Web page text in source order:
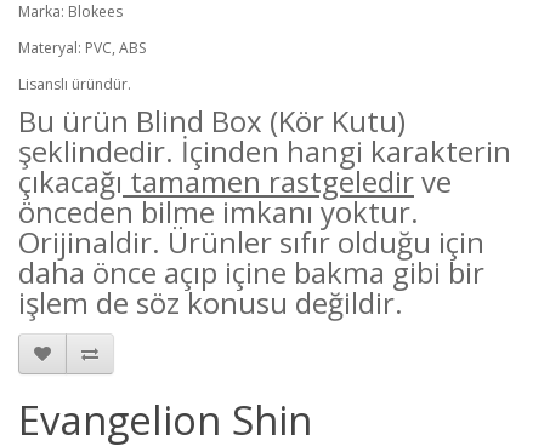
Marka: Blokees
Materyal: PVC, ABS
Lisanslı üründür.
Bu ürün Blind Box (Kör Kutu)
şeklindedir. İçinden hangi karakterin
çıkacağı tamamen rastgeledirve
önceden bilme imkanı yoktur.
Orijinaldir. Ürünler sıfır olduğu için
daha önce açıp içine bakma gibi bir
işlem de söz konusu değildir.
Evangelion Shin